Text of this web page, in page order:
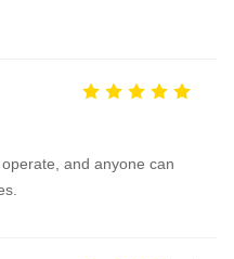
and anyone can